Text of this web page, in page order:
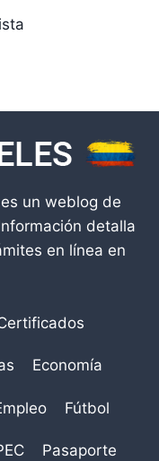
es un weblog de
detalla
en línea en
Economía
Fútbol
Pasaporte